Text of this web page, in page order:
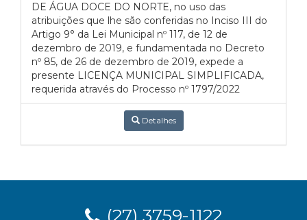
DE ÁGUA DOCE DO NORTE, no uso das
atribuições que lhe são conferidas no Inciso III do
Artigo 9° da Lei Municipal nº 117, de 12 de
dezembro de 2019, e fundamentada no Decreto
nº 85, de 26 de dezembro de 2019, expede a
presente LICENÇA MUNICIPAL SIMPLIFICADA,
requerida através do Processo nº 1797/2022
Detalhes
(27) 3759-1122